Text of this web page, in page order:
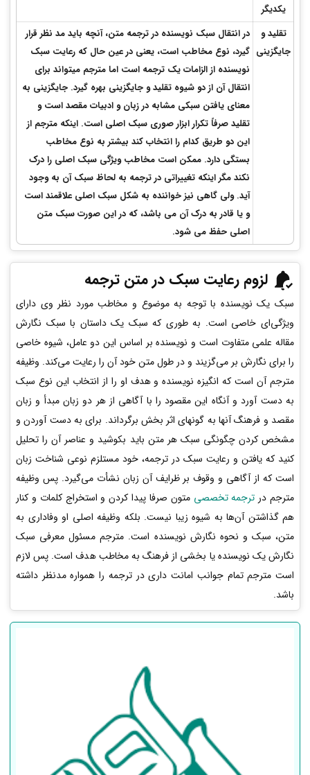
یکدیگر
تقلید و
جایگزینی
در انتقال سبک نویسنده در ترجمه متن، آنچه باید مد نظر قرار
گیرد، نوع مخاطب است، یعنی در عین حال که رعایت سبک
نویسنده از الزامات یک ترجمه است اما مترجم می­تواند برای
انتقال آن از دو شیوه تقلید و جایگزینی بهره گیرد. جایگزینی به
معنای یافتن سبکی مشابه در زبان و ادبیات مقصد است و
تقلید صرفاً تکرار ابزار صوری سبک اصلی است. اینکه مترجم از
این دو طریق کدام را انتخاب کند بیشتر به نوع مخاطب
بستگی دارد. ممکن است مخاطب ویژگی سبک اصلی را درک
نکند مگر اینکه تغییراتی در ترجمه به لحاظ سبک آن به وجود
آید.­ ولی گاهی نیز خواننده به شکل سبک اصلی علاقمند است
و یا قادر به درک آن می­ باشد، که در این صورت سبک متن
اصلی حفظ می­ شود.
لزوم رعایت سبک در متن ترجمه
سبک یک نویسنده با توجه به موضوع و مخاطب مورد نظر وی دارای
ویژگی‌ای خاصی است. به طوری که سبک یک داستان با سبک نگارش
مقاله علمی متفاوت است و نویسنده بر اساس این دو عامل، شیوه خاصی
را برای نگارش بر می­‌گزیند و در طول متن خود آن را رعایت می­‌کند. وظیفه
مترجم آن است که انگیزه نویسنده و هدف او را از انتخاب این نوع سبک
به دست آورد و آنگاه این مقصود را با آگاهی از هر دو زبان مبدأ و زبان
مقصد و فرهنگ آنها به گونه­ای اثر بخش برگرداند. برای به دست آوردن و
مشخص کردن چگونگی سبک هر متن باید بکوشید و عناصر آن را تحلیل
کنید که یافتن و رعایت سبک در ترجمه، خود مستلزم نوعی شناخت زبان
است که از آگاهی و وقوف بر ظرایف آن زبان نشأت می­‌گیرد. پس وظیفه
مترجم در ترجمه تخصصی متون صرفا پیدا کردن و استخراج کلمات و کنار
هم گذاشتن آن‌ها به شیوه زیبا نیست. بلکه وظیفه اصلی او وفاداری به
متن، سبک و نحوه نگارش نویسنده است. مترجم مسئول معرفی سبک
نگارش یک نویسنده یا بخشی از فرهنگ به مخاطب هدف است. پس لازم
است مترجم تمام جوانب امانت داری در ترجمه را همواره مدنظر داشته
باشد.